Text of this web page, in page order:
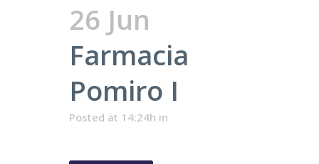
26 Jun
Farmacia
Pomiro I
Posted at 14:24h in